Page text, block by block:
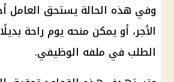
وفي هذه الحالة يستحق العامل
الأجر، أو يمكن منحه يوم راحة
الطلب في ملفه الوظيفي.